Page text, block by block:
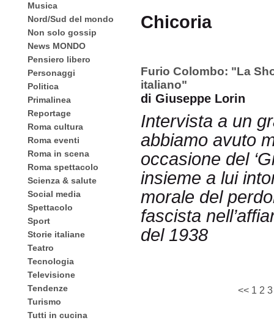
Musica
Nord/Sud del mondo
Non solo gossip
News MONDO
Pensiero libero
Personaggi
Politica
Primalinea
Reportage
Roma cultura
Roma eventi
Roma in scena
Roma spettacolo
Scienza & salute
Social media
Spettacolo
Sport
Storie italiane
Teatro
Tecnologia
Televisione
Tendenze
Turismo
Tutti in cucina
Chicoria
Furio Colombo: "La
italiano"
di Giuseppe Lorin
Intervista a un
abbiamo avuto
occasione del
insieme a lui
morale del
fascista
del 1938
<< 1 2 3